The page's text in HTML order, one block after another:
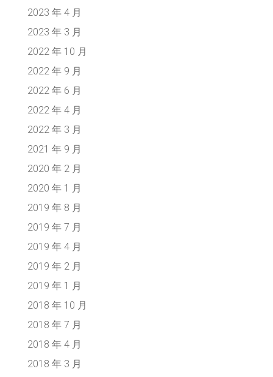
2023 年 4 月
2023 年 3 月
2022 年 10 月
2022 年 9 月
2022 年 6 月
2022 年 4 月
2022 年 3 月
2021 年 9 月
2020 年 2 月
2020 年 1 月
2019 年 8 月
2019 年 7 月
2019 年 4 月
2019 年 2 月
2019 年 1 月
2018 年 10 月
2018 年 7 月
2018 年 4 月
2018 年 3 月